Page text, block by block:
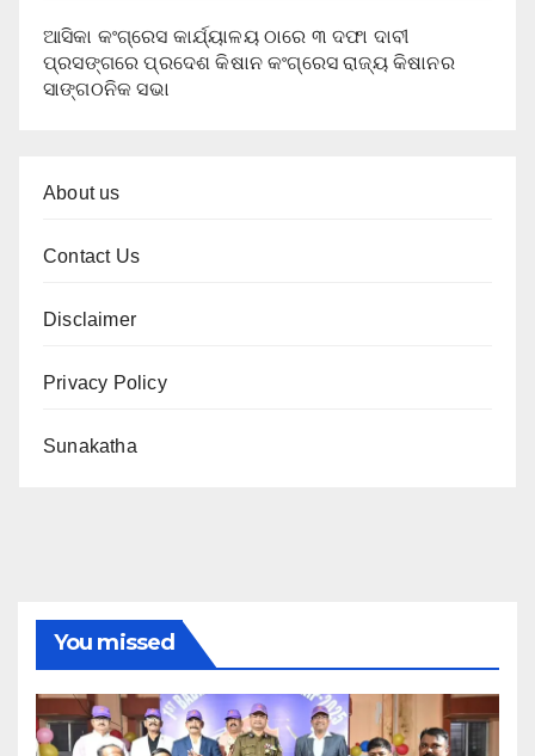
ଆସିକା କଂଗ୍ରେସ କାର୍ଯ୍ୟାଳୟ ଠାରେ ୩ ଦଫା ଦାବୀ
ପ୍ରସଙ୍ଗରେ ପ୍ରଦେଶ କିଷାନ କଂଗ୍ରେସ ରାଜ୍ୟ କିଷାନର
ସାଙ୍ଗଠନିକ ସଭା
About us
Contact Us
Disclaimer
Privacy Policy
Sunakatha
You missed